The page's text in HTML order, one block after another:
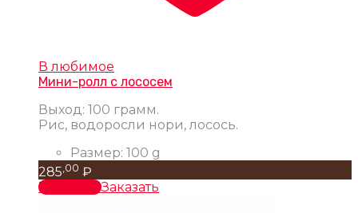
В любимое
Мини-ролл с лососем
Выход: 100 грамм.
Рис, водоросли нори, лосось.
Размер: 100 g
285 ,00 ₽
В корзинуЗаказать